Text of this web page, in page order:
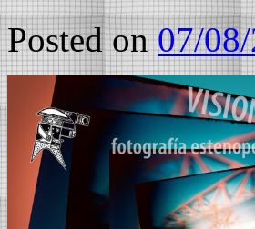
Posted on 07/